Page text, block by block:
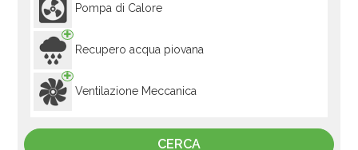
Pompa di Calore
Recupero acqua piovana
Ventilazione Meccanica